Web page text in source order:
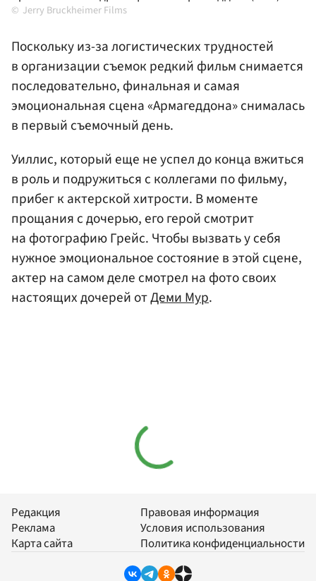
Jerry Bruckheimer Films
Поскольку из-за логистических трудностей
в организации съемок редкий фильм снимается
последовательно, финальная и самая
эмоциональная сцена «Армагеддона» снималась
в первый съемочный день.
Уиллис, который еще не успел до конца вжиться
в роль и подружиться с коллегами по фильму,
прибег к актерской хитрости. В моменте
прощания с дочерью, его герой смотрит
на фотографию Грейс. Чтобы вызвать у себя
нужное эмоциональное состояние в этой сцене,
актер на самом деле смотрел на фото своих
настоящих дочерей отДеми Мур.
Редакция
Реклама
Карта сайта
Правовая информация
Условия использования
Политика конфиденциальности